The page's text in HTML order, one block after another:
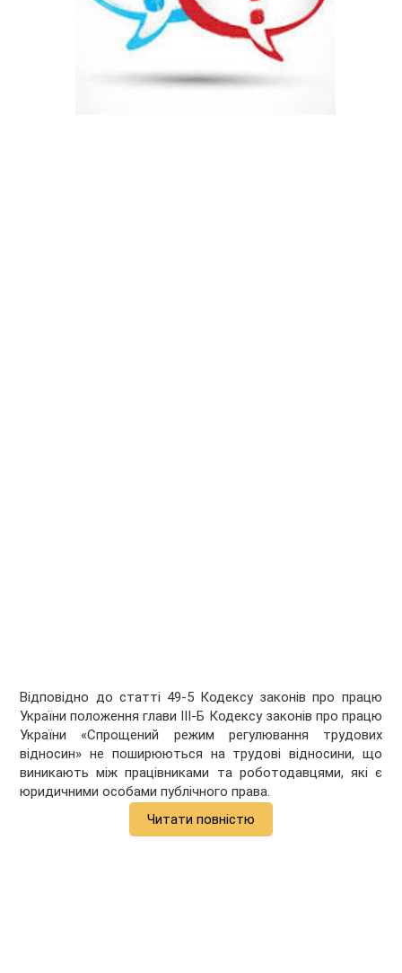
Відповідно до статті 49-5 Кодексу законів про працю
України положення глави ІІІ-Б Кодексу законів про працю
України «Спрощений режим регулювання трудових
відносин» не поширюються на трудові відносини, що
виникають між працівниками та роботодавцями, які є
юридичними особами публічного права.
Читати повністю